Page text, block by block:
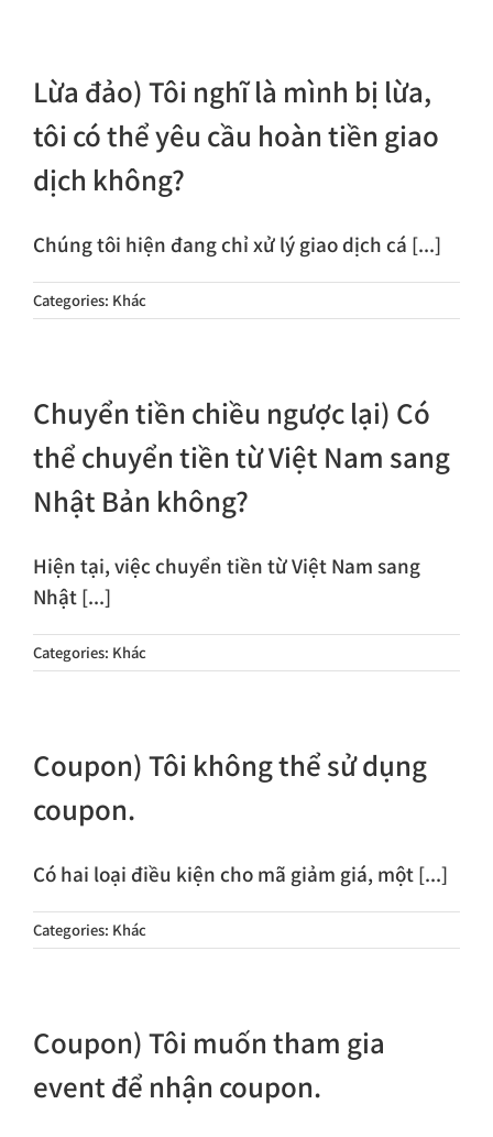
Lừa đảo) Tôi nghĩ là mình bị lừa,
tôi có thể yêu cầu hoàn tiền giao
dịch không?
Chúng tôi hiện đang chỉ xử lý giao dịch cá [...]
Categories: Khác
Chuyển tiền chiều ngược lại) Có
thể chuyển tiền từ Việt Nam sang
Nhật Bản không?
Hiện tại, việc chuyển tiền từ Việt Nam sang
Nhật [...]
Categories: Khác
Coupon) Tôi không thể sử dụng
coupon.
Có hai loại điều kiện cho mã giảm giá, một [...]
Categories: Khác
Coupon) Tôi muốn tham gia
event để nhận coupon.